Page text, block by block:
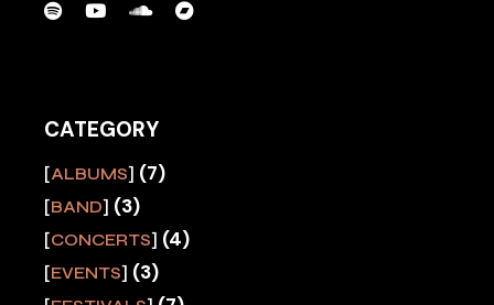
CATEGORY
ALBUMS (7)
BAND (3)
CONCERTS (4)
EVENTS (3)